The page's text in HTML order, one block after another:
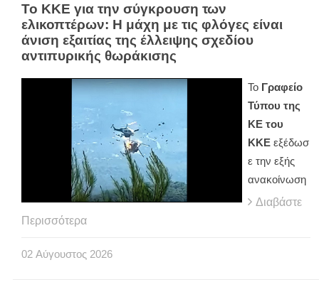
Το ΚΚΕ για την σύγκρουση των
ελικοπτέρων: Η μάχη με τις φλόγες είναι
άνιση εξαιτίας της έλλειψης σχεδίου
αντιπυρικής θωράκισης
Το Γραφείο
Τύπου της
ΚΕ του
ΚΚΕ εξέδωσ
ε την εξής
ανακοίνωση
Διαβάστε
Περισσότερα
02 Αύγουστος 2026